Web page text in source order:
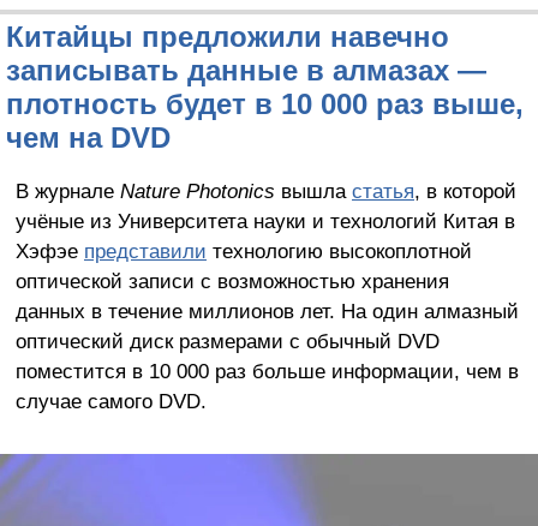
Китайцы предложили навечно
записывать данные в алмазах —
плотность будет в 10 000 раз выше,
чем на DVD
В журнале Nature Photonics вышла статья, в которой
учёные из Университета науки и технологий Китая в
Хэфэе представили технологию высокоплотной
оптической записи с возможностью хранения
данных в течение миллионов лет. На один алмазный
оптический диск размерами с обычный DVD
поместится в 10 000 раз больше информации, чем в
случае самого DVD.